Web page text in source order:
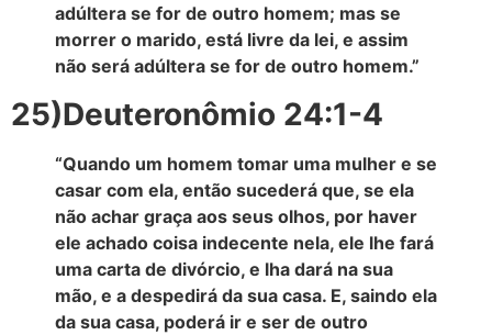
adúltera se for de outro homem; mas se
morrer o marido, está livre da lei, e assim
não será adúltera se for de outro homem.”
25)Deuteronômio 24:1-4
“Quando um homem tomar uma mulher e se
casar com ela, então sucederá que, se ela
não achar graça aos seus olhos, por haver
ele achado coisa indecente nela, ele lhe fará
uma carta de divórcio, e lha dará na sua
mão, e a despedirá da sua casa. E, saindo ela
da sua casa, poderá ir e ser de outro